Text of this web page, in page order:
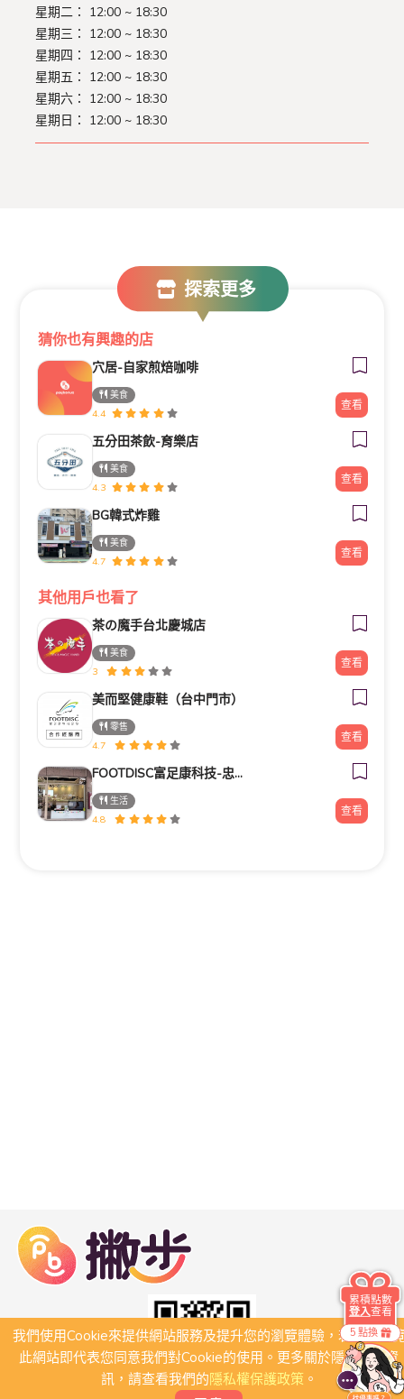
星期二： 12:00 ~ 18:30
星期三： 12:00 ~ 18:30
星期四： 12:00 ~ 18:30
星期五： 12:00 ~ 18:30
星期六： 12:00 ~ 18:30
星期日： 12:00 ~ 18:30
探索更多
猜你也有興趣的店
穴居-自家煎焙咖啡
美食
4.4
查看
五分田茶飲-育樂店
美食
4.3
查看
BG韓式炸雞
美食
4.7
查看
其他用戶也看了
茶の魔手台北慶城店
美食
3
查看
美而堅健康鞋（台中門市）
零售
4.7
查看
FOOTDISC富足康科技-忠孝直營門市
生活
4.8
查看
我們使用Cookie來提供網站服務及提升您的瀏覽體驗，若繼續瀏
此網站即代表您同意我們對Cookie的使用。更多關於隱私保護資
訊，請查看我們的隱私權保護政策。
5 點換
累積點數
登入查看